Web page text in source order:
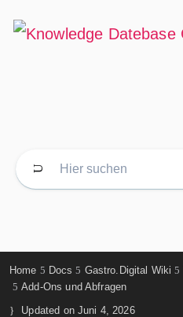
Home Docs Gastro.Digital Wiki
Add-Ons und Abfragen
Updated on Juni 4, 2026